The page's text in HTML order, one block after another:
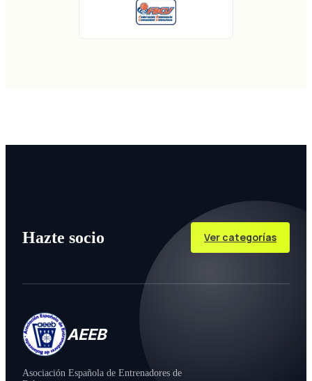
Hazte socio Ver categorías
AEEB
Asociación Española de Entrenadores de